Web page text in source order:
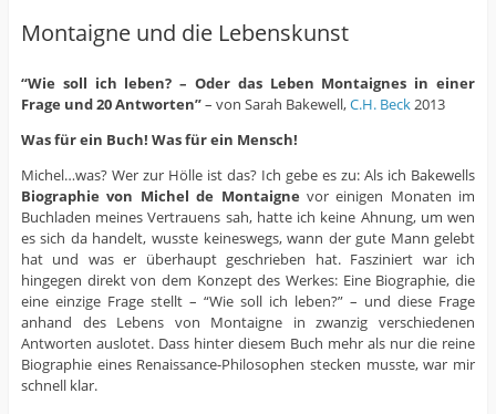
Montaigne und die Lebenskunst
“Wie soll ich leben? – Oder das Leben Montaignes in einer
Frage und 20 Antworten”– von Sarah Bakewell,C.H. Beck2013
Was für ein Buch! Was für ein Mensch!
Michel…was? Wer zur Hölle ist das? Ich gebe es zu: Als ich Bakewells
Biographie von Michel de Montaigne vor einigen Monaten im
Buchladen meines Vertrauens sah, hatte ich keine Ahnung, um wen
es sich da handelt, wusste keineswegs, wann der gute Mann gelebt
hat und was er überhaupt geschrieben hat. Fasziniert war ich
hingegen direkt von dem Konzept des Werkes: Eine Biographie, die
eine einzige Frage stellt – “Wie soll ich leben?” – und diese Frage
anhand des Lebens von Montaigne in zwanzig verschiedenen
Antworten auslotet. Dass hinter diesem Buch mehr als nur die reine
Biographie eines Renaissance-Philosophen stecken musste, war mir
schnell klar.